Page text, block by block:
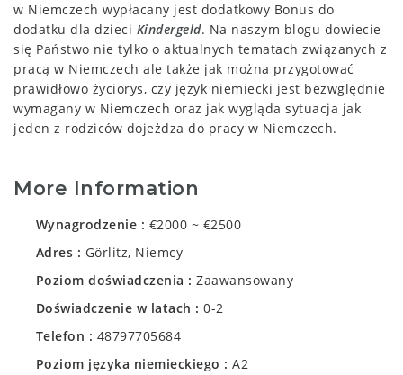
w Niemczech wypłacany jest dodatkowy Bonus do
dodatku dla dzieci Kindergeld. Na naszym blogu dowiecie
się Państwo nie tylko o aktualnych tematach związanych z
pracą w Niemczech ale także jak można przygotować
prawidłowo życiorys, czy język niemiecki jest bezwględnie
wymagany w Niemczech oraz jak wygląda sytuacja jak
jeden z rodziców dojeżdza do pracy w Niemczech.
More Information
Wynagrodzenie
€2000 ~ €2500
Adres
Görlitz, Niemcy
Poziom doświadczenia
Zaawansowany
Doświadczenie w latach
0-2
Telefon
48797705684
Poziom języka niemieckiego
A2